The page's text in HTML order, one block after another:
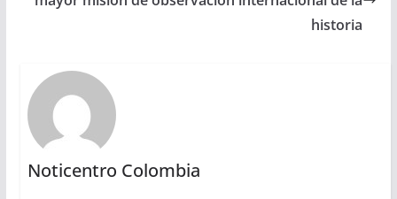
historia
Noticentro Colombia